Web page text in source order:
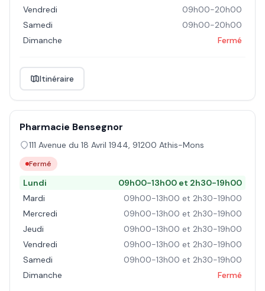
Vendredi
09h00-20h00
Samedi
09h00-20h00
Dimanche
Fermé
Itinéraire
Pharmacie Bensegnor
111 Avenue du 18 Avril 1944, 91200 Athis-Mons
Fermé
Lundi
09h00-13h00 et 2h30-19h00
Mardi
09h00-13h00 et 2h30-19h00
Mercredi
09h00-13h00 et 2h30-19h00
Jeudi
09h00-13h00 et 2h30-19h00
Vendredi
09h00-13h00 et 2h30-19h00
Samedi
09h00-13h00 et 2h30-19h00
Dimanche
Fermé